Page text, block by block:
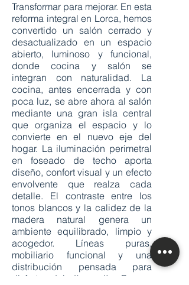
Transformar para mejorar. En esta
reforma integral en Lorca, hemos
convertido un salón cerrado y
desactualizado en un espacio
abierto, luminoso y funcional,
donde cocina y salón se
integran con naturalidad. La
cocina, antes encerrada y con
poca luz, se abre ahora al salón
mediante una gran isla central
que organiza el espacio y lo
convierte en el nuevo eje del
hogar. La iluminación perimetral
en foseado de techo aporta
diseño, confort visual y un efecto
envolvente que realza cada
detalle. El contraste entre los
tonos blancos y la calidez de la
madera natural genera un
ambiente equilibrado, limpio y
acogedor. Líneas puras,
mobiliario funcional y una
distribución pensada para
disfrutar del día a día. Porque